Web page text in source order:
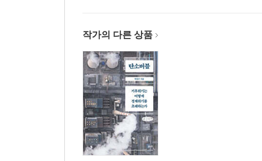
-순환하는 경제
-재생에너지를 도입해야 하는 이유
-음식의 무게
나가는 말
참고문헌
작가의 다른 상품